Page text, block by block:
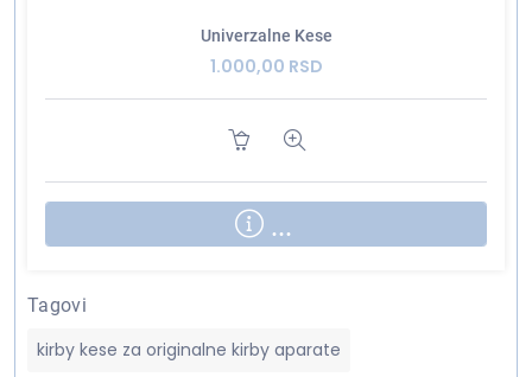
Univerzalne Kese
1.000,00 RSD
...
Tagovi
kirby kese za originalne kirby aparate